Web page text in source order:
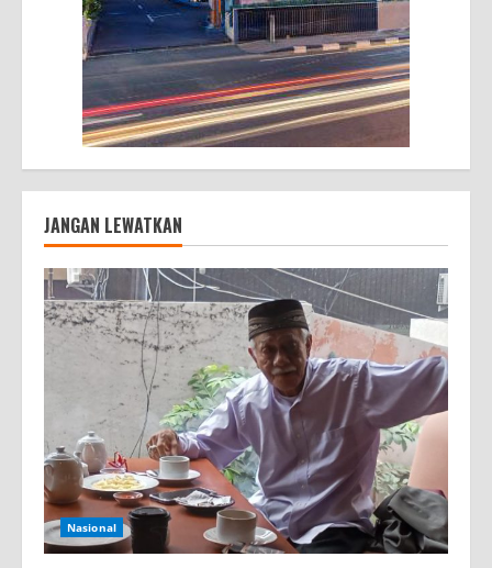
JANGAN LEWATKAN
Nasional